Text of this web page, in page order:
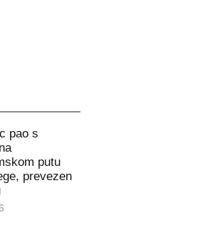
pao s
putu
prevezen